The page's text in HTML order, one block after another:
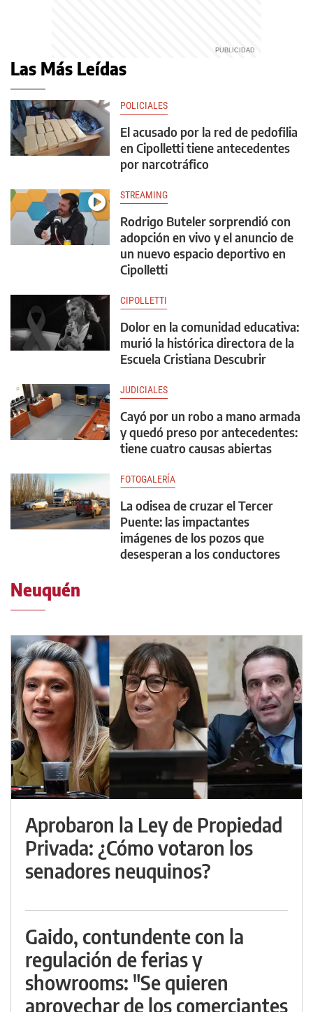
Las Más Leídas
POLICIALES
El acusado por la red de pedofilia
en Cipolletti tiene antecedentes
por narcotráfico
STREAMING
Rodrigo Buteler sorprendió con
adopción en vivo y el anuncio de
un nuevo espacio deportivo en
Cipolletti
CIPOLLETTI
Dolor en la comunidad educativa:
murió la histórica directora de la
Escuela Cristiana Descubrir
JUDICIALES
Cayó por un robo a mano armada
y quedó preso por antecedentes:
tiene cuatro causas abiertas
FOTOGALERÍA
La odisea de cruzar el Tercer
Puente: las impactantes
imágenes de los pozos que
desesperan a los conductores
Neuquén
Aprobaron la Ley de Propiedad
Privada: ¿Cómo votaron los
senadores neuquinos?
Gaido, contundente con la
regulación de ferias y
showrooms: "Se quieren
aprovechar de los comerciantes